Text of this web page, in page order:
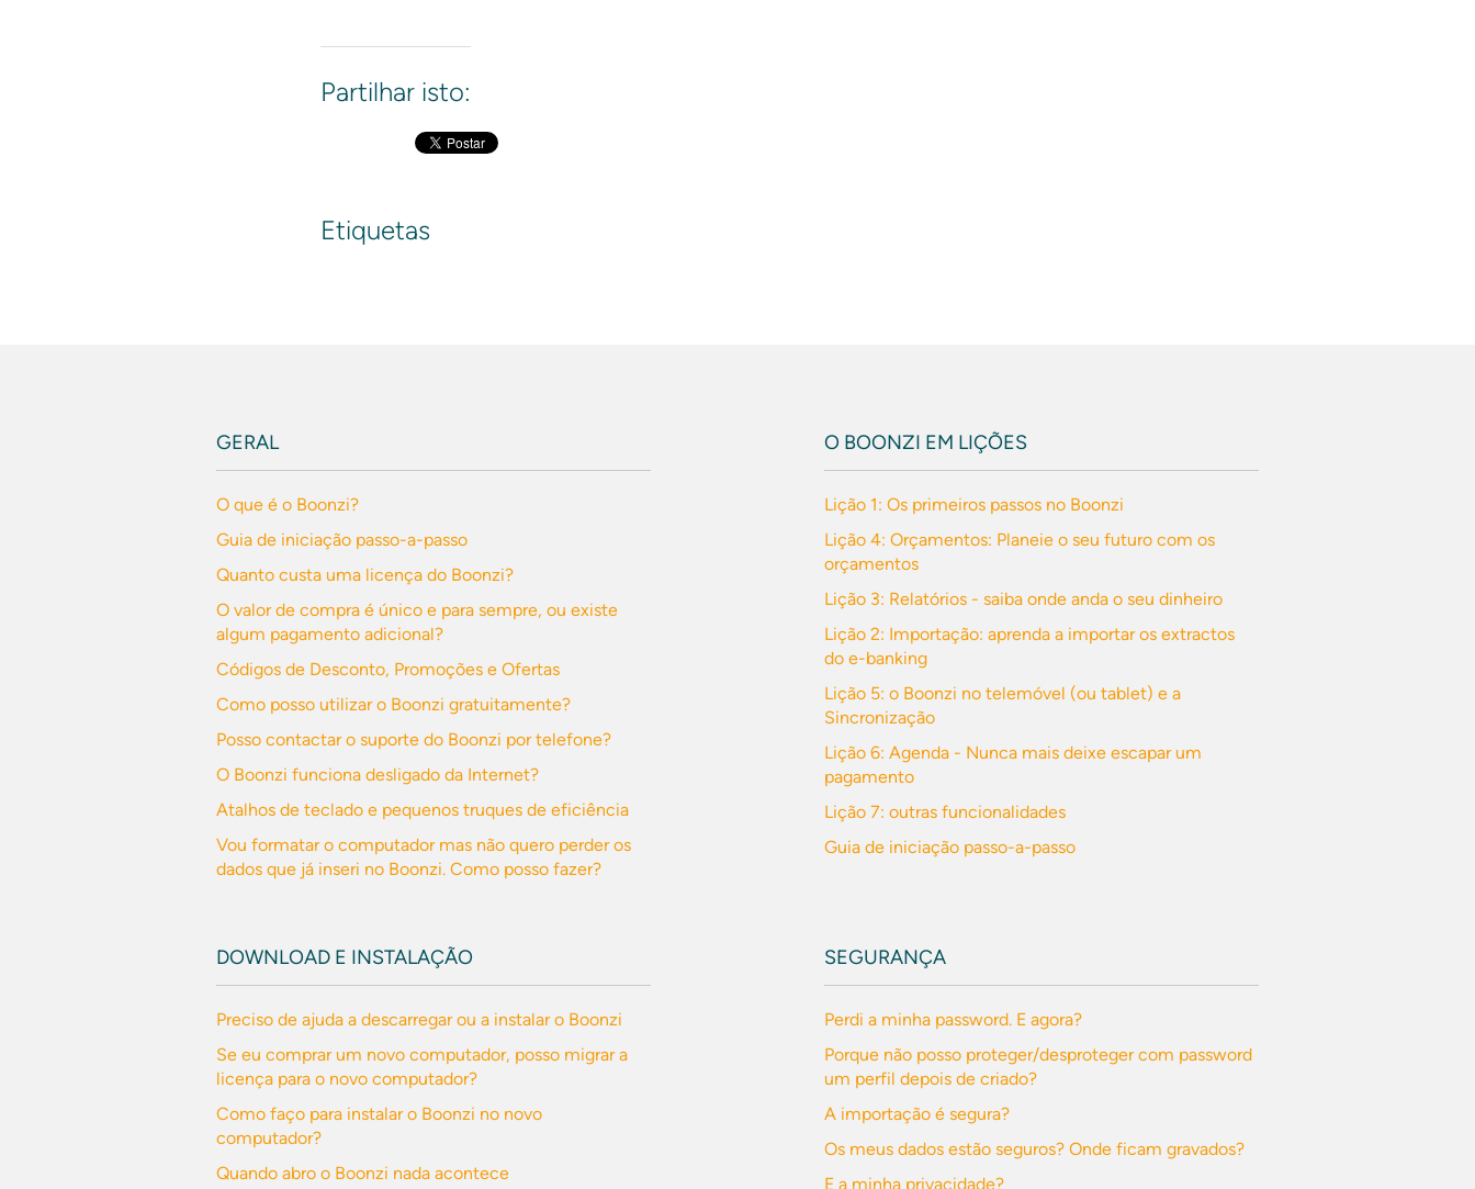
Partilhar isto:
Etiquetas
GERAL
O que é o Boonzi?
Guia de iniciação passo-a-passo
Quanto custa uma licença do Boonzi?
O valor de compra é único e para sempre, ou existe
algum pagamento adicional?
Códigos de Desconto, Promoções e Ofertas
Como posso utilizar o Boonzi gratuitamente?
Posso contactar o suporte do Boonzi por telefone?
O Boonzi funciona desligado da Internet?
Atalhos de teclado e pequenos truques de eficiência
Vou formatar o computador mas não quero perder os
dados que já inseri no Boonzi. Como posso fazer?
O BOONZI EM LIÇÕES
Lição 1: Os primeiros passos no Boonzi
Lição 4: Orçamentos: Planeie o seu futuro com os
orçamentos
Lição 3: Relatórios - saiba onde anda o seu dinheiro
Lição 2: Importação: aprenda a importar os extractos
do e-banking
Lição 5: o Boonzi no telemóvel (ou tablet) e a
Sincronização
Lição 6: Agenda - Nunca mais deixe escapar um
pagamento
Lição 7: outras funcionalidades
Guia de iniciação passo-a-passo
DOWNLOAD E INSTALAÇÃO
Preciso de ajuda a descarregar ou a instalar o Boonzi
Se eu comprar um novo computador, posso migrar a
licença para o novo computador?
Como faço para instalar o Boonzi no novo
computador?
Quando abro o Boonzi nada acontece
SEGURANÇA
Perdi a minha password. E agora?
Porque não posso proteger/desproteger com password
um perfil depois de criado?
A importação é segura?
Os meus dados estão seguros? Onde ficam gravados?
E a minha privacidade?